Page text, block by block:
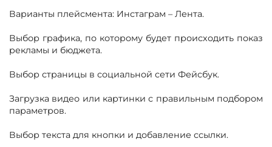
Варианты плейсмента: Инстаграм – Лента.
Выбор графика, по которому будет происходить показ
рекламы и бюджета.
Выбор страницы в социальной сети Фейсбук.
Загрузка видео или картинки с правильным подбором
параметров.
Выбор текста для кнопки и добавление ссылки.